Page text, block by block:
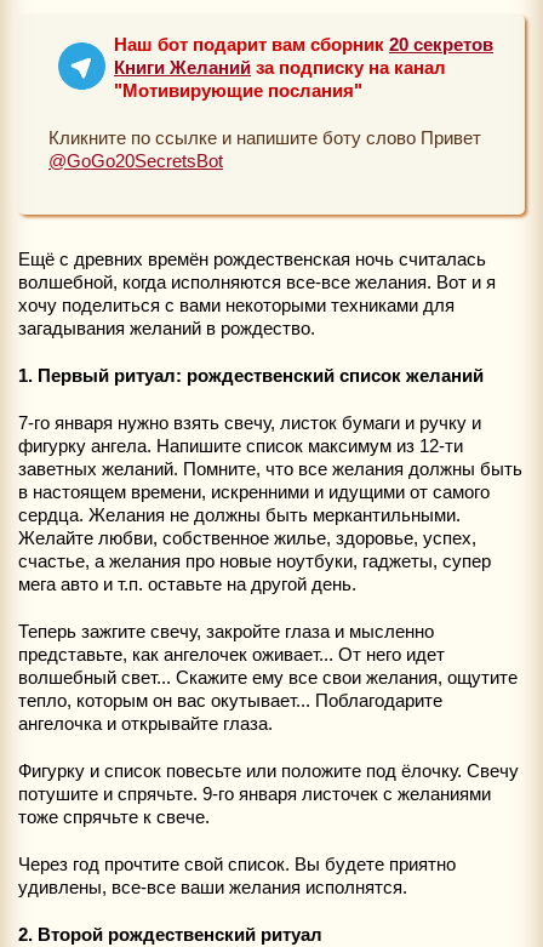
Наш бот подарит вам сборник 20 секретов
Книги Желаний за подписку на канал
"Мотивирующие послания"
Кликните по ссылке и напишите боту слово Привет
@GoGo20SecretsBot
Ещё с древних времён рождественская ночь считалась
волшебной, когда исполняются все-все желания. Вот и я
хочу поделиться с вами некоторыми техниками для
загадывания желаний в рождество.
1. Первый ритуал: рождественский список желаний
7-го января нужно взять свечу, листок бумаги и ручку и
фигурку ангела. Напишите список максимум из 12-ти
заветных желаний. Помните, что все желания должны быть
в настоящем времени, искренними и идущими от самого
сердца. Желания не должны быть меркантильными.
Желайте любви, собственное жилье, здоровье, успех,
счастье, а желания про новые ноутбуки, гаджеты, супер
мега авто и т.п. оставьте на другой день.
Теперь зажгите свечу, закройте глаза и мысленно
представьте, как ангелочек оживает... От него идет
волшебный свет... Скажите ему все свои желания, ощутите
тепло, которым он вас окутывает... Поблагодарите
ангелочка и открывайте глаза.
Фигурку и список повесьте или положите под ёлочку. Свечу
потушите и спрячьте. 9-го января листочек с желаниями
тоже спрячьте к свече.
Через год прочтите свой список. Вы будете приятно
удивлены, все-все ваши желания исполнятся.
2. Второй рождественский ритуал